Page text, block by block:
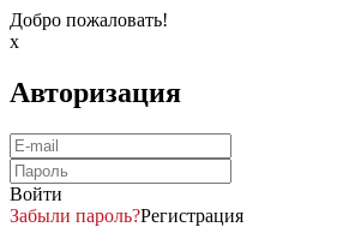
Добро пожаловать!
x
Авторизация
Войти
Забыли пароль?Регистрация